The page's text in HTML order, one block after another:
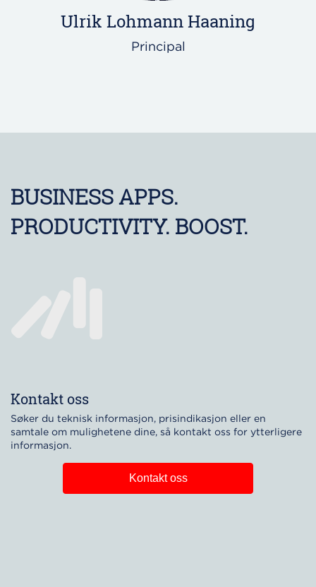
Ulrik Lohmann Haaning
Principal
BUSINESS APPS.
PRODUCTIVITY. BOOST.
Kontakt oss
Søker du teknisk informasjon, prisindikasjon eller en
samtale om mulighetene dine, så kontakt oss for ytterligere
informasjon.
Kontakt oss